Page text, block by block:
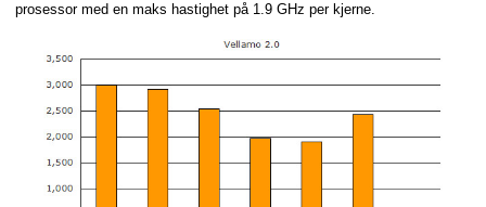
prosessor med en maks hastighet på 1.9 GHz per kjerne.